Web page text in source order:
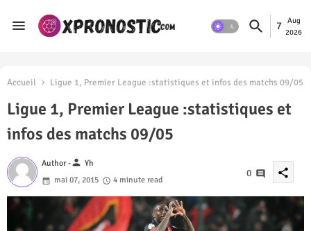
7
Aug
2026
Accueil Ligue 1, Premier League :statistiques et infos des matchs 09/05
Ligue 1, Premier League :statistiques et
infos des matchs 09/05
Author -person Yh
mai 07, 2015
4 minute read
0 share